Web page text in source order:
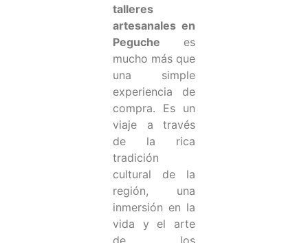
talleres
artesanales en
Peguche es
mucho más que
una simple
experiencia de
compra. Es un
viaje a través
de la rica
tradición
cultural de la
región, una
inmersión en la
vida y el arte
de los